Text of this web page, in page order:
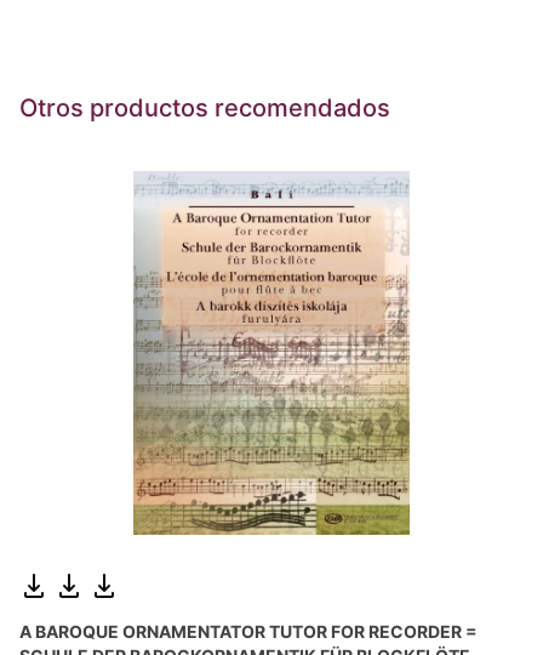
Otros productos recomendados
A BAROQUE ORNAMENTATOR TUTOR FOR RECORDER =